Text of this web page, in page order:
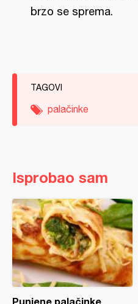
brzo se sprema.
TAGOVI
palačinke
Isprobao sam
Punjene palačinke